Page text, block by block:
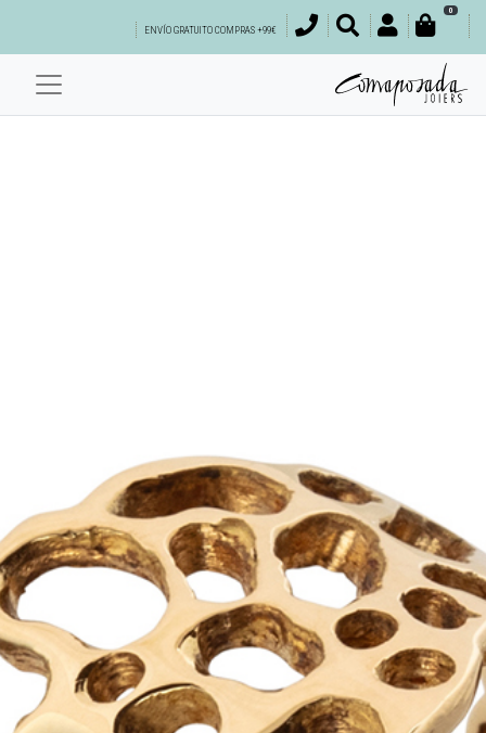
ENVÍO GRATUITO COMPRAS +99€
0